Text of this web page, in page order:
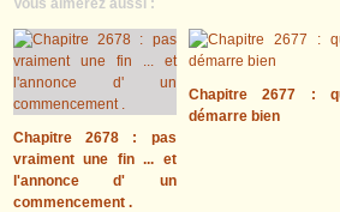
Vous aimerez aussi :
Chapitre 2678 : pas
vraiment une fin ... et
l'annonce d' un
commencement .
Chapitre 2677 :
démarre bien